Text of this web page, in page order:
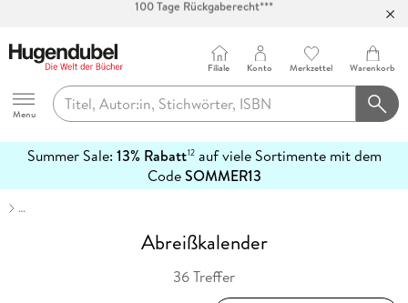
Abholung in über 100 Filialen
Hugendubel
Menu
Filiale Konto Merkzettel Warenkorb
Summer Sale: 13% Rabatt12auf viele Sortimente mit dem
CodeSOMMER13
erfahren
…
Abreißkalender
36 Treffer